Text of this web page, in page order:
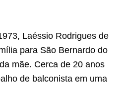
Laéssio Rodrigues de
para São Bernardo do
mãe. Cerca de 20 anos
de balconista em uma